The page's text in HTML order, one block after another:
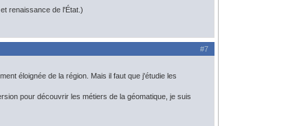
renaissance de l'État.)
#7
éloignée de la région. Mais il faut que j'étudie les
pour découvrir les métiers de la géomatique, je suis